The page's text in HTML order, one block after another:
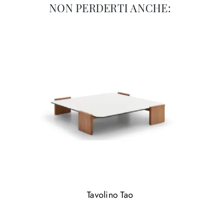
NON PERDERTI ANCHE:
Tavolino Tao